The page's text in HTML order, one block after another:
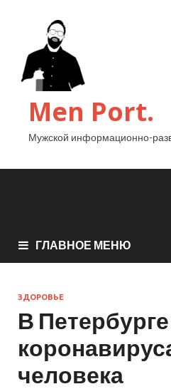
Men Port.
Мужской информационно-
ГЛАВНОЕ МЕНЮ
ЗДОРОВЬЕ
В Петербурге
человека